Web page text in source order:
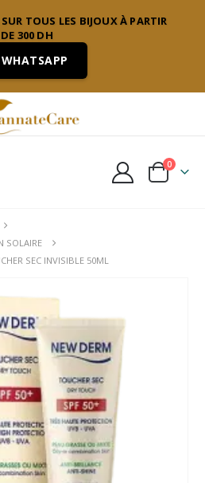
TOUS LES BIJOUX À PARTIR
DE 300 DH
WHATSAPP
0
SOLAIRE
SEC INVISIBLE 50ML